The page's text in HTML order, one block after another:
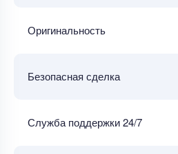
Оригинальность
Безопасная сделка
Служба поддержки 24/7